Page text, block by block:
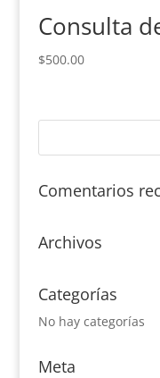
Consulta
$500.00
Comentarios
Archivos
Categorías
No hay categorías
Meta